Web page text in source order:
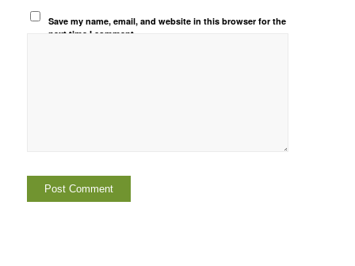
Save my name, email, and website in this browser for the
next time I comment.